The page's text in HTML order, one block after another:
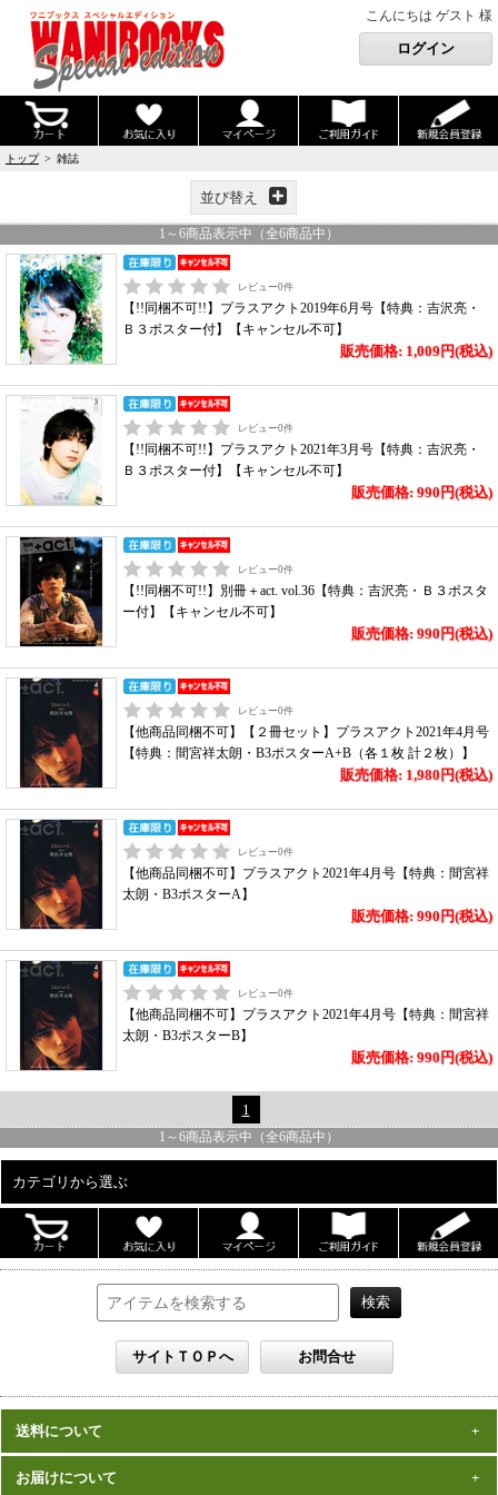
こんにちは ゲスト 様
トップ> 雑誌
並び替え
1 ～ 6商品表示中（全6商品中）
レビュー0件
【!!同梱不可!!】プラスアクト2019年6月号【特典：吉沢亮・
Ｂ３ポスター付】【キャンセル不可】
販売価格: 1,009円(税込)
レビュー0件
【!!同梱不可!!】プラスアクト2021年3月号【特典：吉沢亮・
Ｂ３ポスター付】【キャンセル不可】
販売価格: 990円(税込)
レビュー0件
【!!同梱不可!!】別冊＋act. vol.36【特典：吉沢亮・Ｂ３ポスタ
ー付】【キャンセル不可】
販売価格: 990円(税込)
レビュー0件
【他商品同梱不可】【２冊セット】プラスアクト2021年4月号
【特典：間宮祥太朗・B3ポスターA+B（各１枚 計２枚）】
販売価格: 1,980円(税込)
レビュー0件
【他商品同梱不可】プラスアクト2021年4月号【特典：間宮祥
太朗・B3ポスターA】
販売価格: 990円(税込)
レビュー0件
【他商品同梱不可】プラスアクト2021年4月号【特典：間宮祥
太朗・B3ポスターB】
販売価格: 990円(税込)
1
1 ～ 6商品表示中（全6商品中）
カテゴリから選ぶ
ALL
男性写真集
雑誌
送料について
数量、価格に関わらず
お届けについて